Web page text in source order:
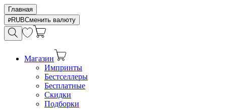
Главная
RUBСменить валюту
Магазин
Импринты
Бестселлеры
Бесплатные
Скидки
Подборки